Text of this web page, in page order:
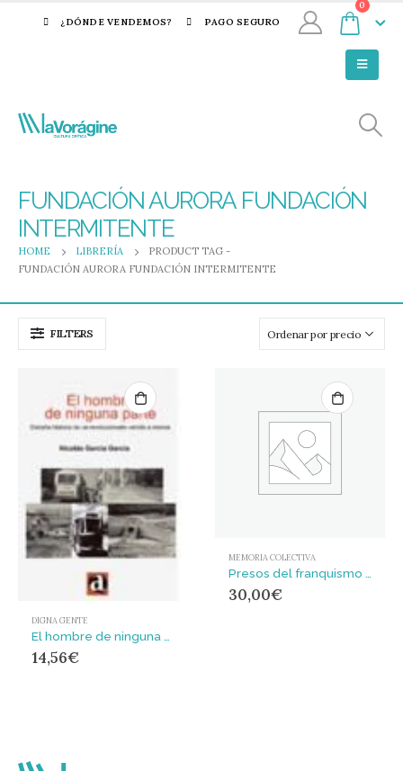
¿DÓNDE VENDEMOS? PAGO SEGURO
0
FUNDACIÓN AURORA FUNDACIÓN
INTERMITENTE
HOME LIBRERÍA
PRODUCT TAG -
FUNDACIÓN AURORA FUNDACIÓN INTERMITENTE
FILTERS
DIGNA GENTE
14,56€
MEMORIA COLECTIVA
30,00€